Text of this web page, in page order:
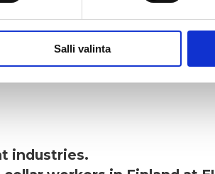
Salli valinta
industries.